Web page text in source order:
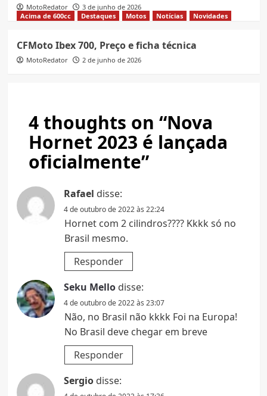
MotoRedator
3 de junho de 2026
Acima de 600cc
Destaques Motos Notícias Novidades
CFMoto Ibex 700, Preço e ficha técnica
MotoRedator 2 de junho de 2026
4 thoughts on “Nova
Hornet 2023 é lançada
oficialmente”
Rafael disse:
4 de outubro de 2022 às 22:24
Hornet com 2 cilindros???? Kkkk só no
Brasil mesmo.
Responder
Seku Mello disse:
4 de outubro de 2022 às 23:07
Não, no Brasil não kkkk Foi na Europa!
No Brasil deve chegar em breve
Responder
Sergio disse: